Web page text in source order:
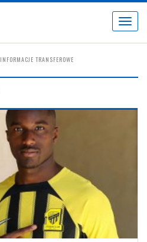
Toggle
INFORMACJE TRANSFEROWE